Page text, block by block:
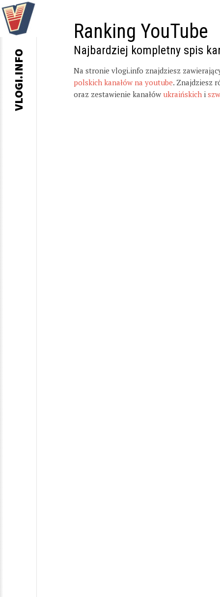
Ranking YouTube
Najbardziej kompletny spis
Na stronie vlogi.info znajdziesz
polskich kanałów na youtube. Znajdziesz
oraz zestawienie kanałów ukraińskich i
VLOGI.INFO